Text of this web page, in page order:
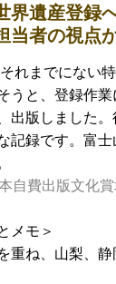
界遺産登録
当者の視点
れまでにない
うと、登録作
出版しました
記録です。富
自費出版文化
メモ＞
重ね、山梨、